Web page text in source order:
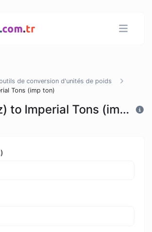
de conversion d'unités de poids
Tons (imp ton)
Ounces (oz) to Imperial Tons (imp ton)